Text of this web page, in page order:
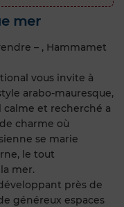
mer
– , Hammamet
vous invite à
arabo-mauresque,
et recherché a
charme où
se marie
le tout
mer.
près de
généreux espaces